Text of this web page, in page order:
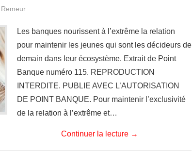
Les banques nourissent à l’extrême la relation
pour maintenir les jeunes qui sont les décideurs de
demain dans leur écosystème. Extrait de Point
Banque numéro 115. REPRODUCTION
INTERDITE. PUBLIE AVEC L’AUTORISATION
DE POINT BANQUE. Pour maintenir l’exclusivité
de la relation à l’extrême et…
Continuer la lecture →